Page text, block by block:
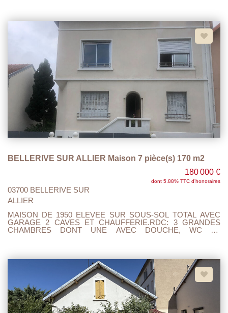
BELLERIVE SUR ALLIER Maison 7 pièce(s) 170 m2
180 000 €
dont 5.88% TTC d'honoraires
03700 BELLERIVE SUR
ALLIER
MAISON DE 1950 ELEVEE SUR SOUS-SOL TOTAL AVEC
GARAGE 2 CAVES ET CHAUFFERIE.RDC: 3 GRANDES
CHAMBRES DONT UNE AVEC DOUCHE, WC ET
AMENAGES EN UNE SUITE PARENTALE AVEC CHAMBRE
,DRESSING, SALLE DE BAIN AVEC DOUCHE ET WC.
CHAUFFAGE GAZ ET GRANULES (chaudière 3 ans , poêle à
granulés 1 an ).LA COUVERTURE EST NEUVE AINSI QUE
L'ISOLATION PAR LE TOIT. DOUBLE VITRAGE ALIMINIUM,
TOUT A L'EGOUT, PROXIMITE COMMERCES ET BUS. RUE
CALME, IDEAL POUR UNE GRANDE FAMILLE. A VISITER